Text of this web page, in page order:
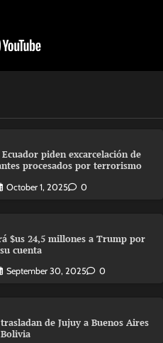
piden excarcelación de
procesados por terrorismo
October 1, 2025 0
$us 24,5 millones a Trump por
cuenta
September 30, 2025 0
de Jujuy a Buenos Aires